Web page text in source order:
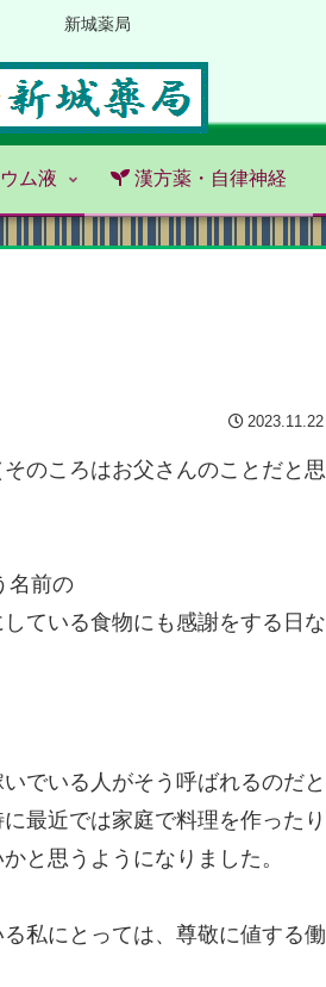
新城薬局
ム液 漢方薬・自律神経
2023.11.22
のころはお父さんのことだと思
名前の
ている食物にも感謝をする日な
でいる人がそう呼ばれるのだと
最近では家庭で料理を作ったり
と思うようになりました。
私にとっては、尊敬に値する働